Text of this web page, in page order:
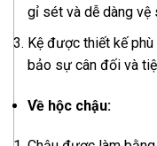
gỉ sét và dễ dàng vệ
Kệ được thiết kế
bảo sự cân đối và
Về hộc chậu: